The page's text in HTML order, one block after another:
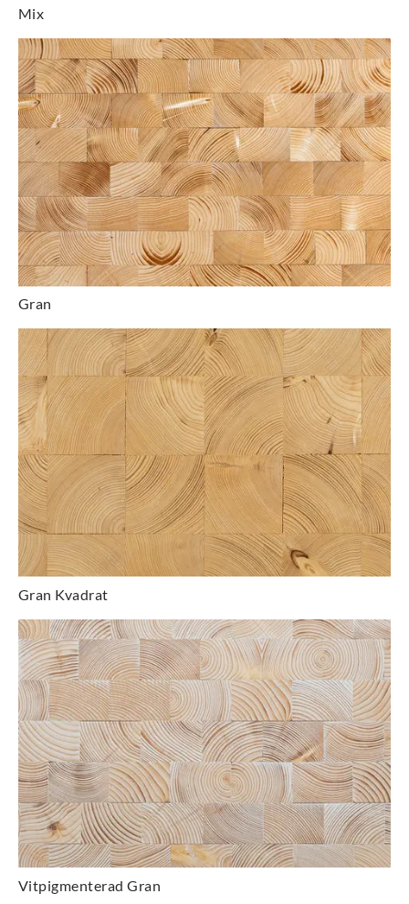
Mix
Gran
Gran Kvadrat
Vitpigmenterad Gran